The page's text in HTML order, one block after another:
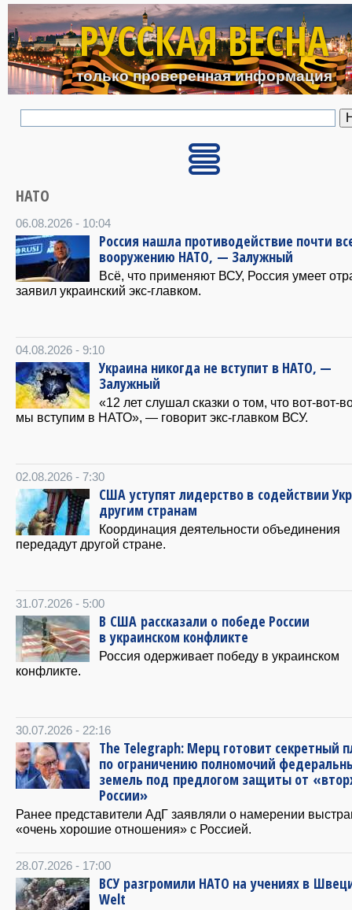
Перейти к основному
РУССКАЯ ВЕСНА
только проверенная информация
НАТО
06.08.2026 - 10:04
Россия нашла противодействие почти
вооружению НАТО, — Залужный
Всё, что применяют ВСУ, Россия умеет
заявил украинский экс-главком.
04.08.2026 - 9:10
Украина никогда не вступит в НАТО, —
Залужный
«12 лет слушал сказки о том, что вот-вот-
мы вступим в НАТО», — говорит экс-главком ВСУ.
02.08.2026 - 7:30
США уступят лидерство в содействии
другим странам
Координация деятельности объединения
передадут другой стране.
31.07.2026 - 5:00
В США рассказали о победе России
в украинском конфликте
Россия одерживает победу в украинском
конфликте.
30.07.2026 - 22:16
The Telegraph: Мерц готовит секретный
по ограничению полномочий
земель под предлогом защиты от
России»
Ранее представители АдГ заявляли о намерении
«очень хорошие отношения» с Россией.
28.07.2026 - 17:00
ВСУ разгромили НАТО на учениях в
Welt